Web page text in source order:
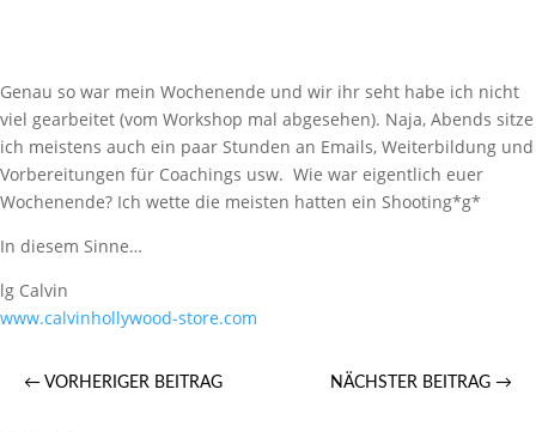
Genau so war mein Wochenende und wir ihr seht habe ich nicht
viel gearbeitet (vom Workshop mal abgesehen). Naja, Abends sitze
ich meistens auch ein paar Stunden an Emails, Weiterbildung und
Vorbereitungen für Coachings usw. Wie war eigentlich euer
Wochenende? Ich wette die meisten hatten ein Shooting*g*
In diesem Sinne…
lg Calvin
www.calvinhollywood-store.com
← VORHERIGER BEITRAG NÄCHSTER BEITRAG →